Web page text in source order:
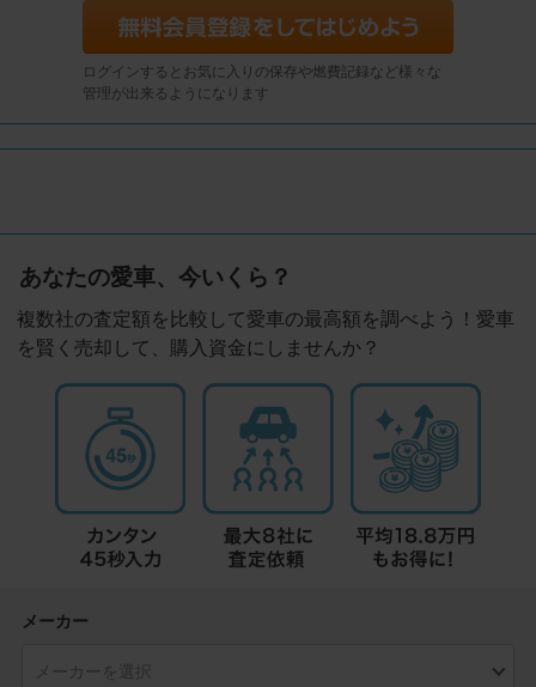
ログインするとお気に入りの保存や燃費記録など様々な
管理が出来るようになります
あなたの愛車、今いくら？
複数社の査定額を比較して愛車の最高額を調べよう！愛車
を賢く売却して、購入資金にしませんか？
メーカー